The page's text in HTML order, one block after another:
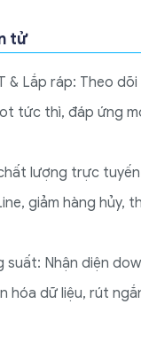
tử
& Lắp ráp: Theo
tức thì, đáp ứng
lượng trực
giảm hàng hủy,
suất: Nhận diện
hóa dữ liệu, rút